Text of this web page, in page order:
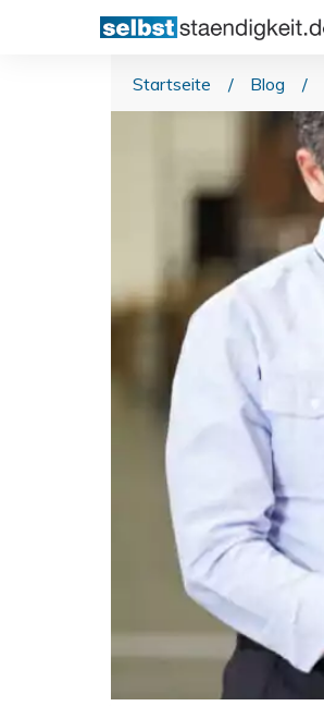
Startseite / Blog /